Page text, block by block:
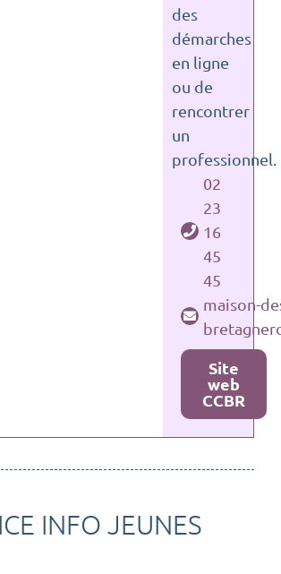
des
démarches
en ligne
ou de
rencontrer
un
professionnel.
02
23
16
45
45
maison-
Site
web
CCBR
INFO JEUNES